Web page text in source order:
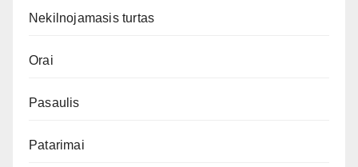
Nekilnojamasis turtas
Orai
Pasaulis
Patarimai